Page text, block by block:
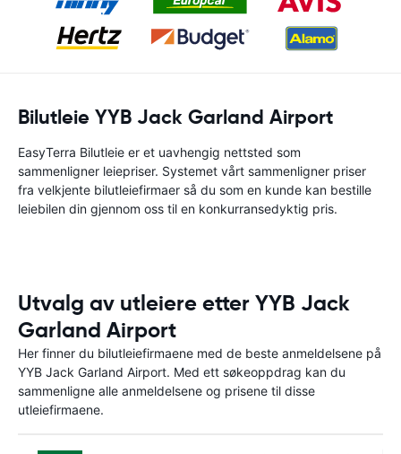
Bilutleie YYB Jack Garland Airport
EasyTerra Bilutleie er et uavhengig nettsted som
sammenligner leiepriser. Systemet vårt sammenligner priser
fra velkjente bilutleiefirmaer så du som en kunde kan bestille
leiebilen din gjennom oss til en konkurransedyktig pris.
Utvalg av utleiere etter YYB Jack
Garland Airport
Her finner du bilutleiefirmaene med de beste anmeldelsene på
YYB Jack Garland Airport. Med ett søkeoppdrag kan du
sammenligne alle anmeldelsene og prisene til disse
utleiefirmaene.